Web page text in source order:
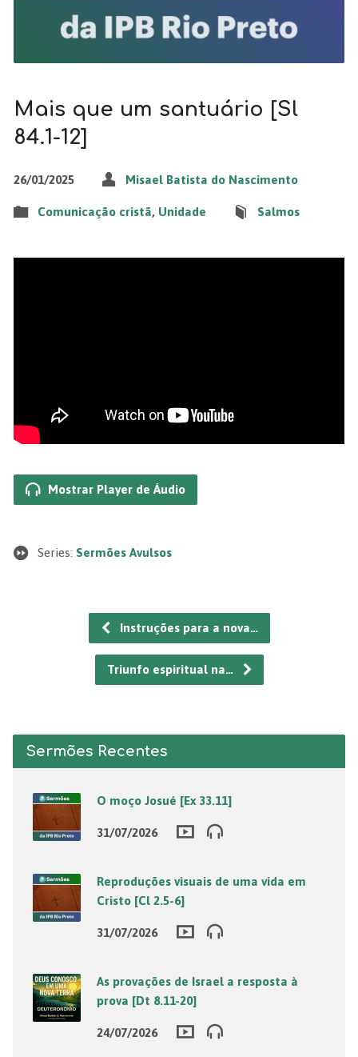
Mais que um santuário [Sl
84.1-12]
26/01/2025 Misael Batista do Nascimento
Comunicação cristã, Unidade Salmos
Mostrar Player de Áudio
Series: Sermões Avulsos
Instruções para a nova…
Triunfo espiritual na…
Sermões Recentes
O moço Josué [Ex 33.11]
31/07/2026
Reproduções visuais de uma vida em
Cristo [Cl 2.5-6]
31/07/2026
As provações de Israel a resposta à
prova [Dt 8.11-20]
24/07/2026